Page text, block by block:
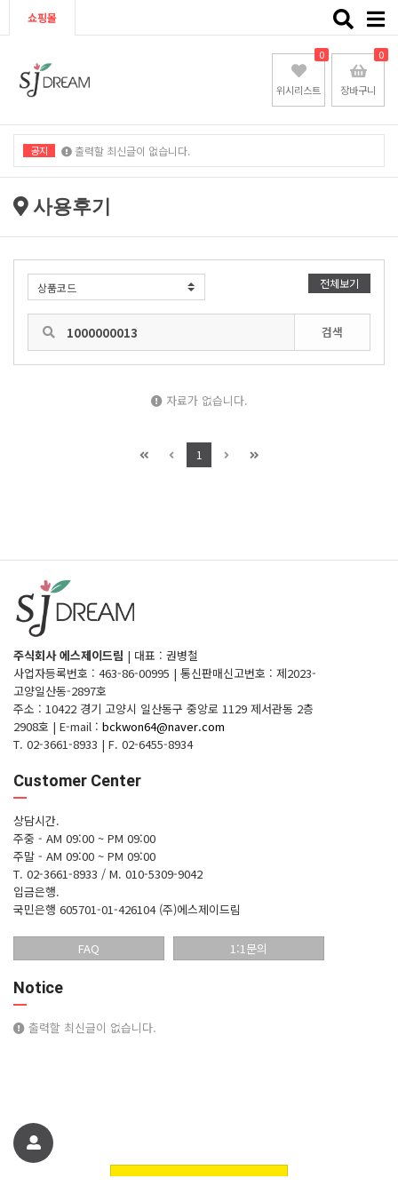
쇼핑몰
Toggle
위시리스트
0
장바구니
0
공지 출력할 최신글이 없습니다.
출력할 최신글이 없습니다.
사용후기
전체보기
검색
자료가 없습니다.
1
주식회사 에스제이드림 | 대표 : 권병철
사업자등록번호 : 463-86-00995 | 통신판매신고번호 : 제2023-
고양일산동-2897호
주소 : 10422 경기 고양시 일산동구 중앙로 1129 제서관동 2층
2908호 | E-mail : bckwon64@naver.com
T. 02-3661-8933 | F. 02-6455-8934
Customer Center
상담시간.
주중 - AM 09:00 ~ PM 09:00
주말 - AM 09:00 ~ PM 09:00
T. 02-3661-8933 / M. 010-5309-9042
입금은행.
국민은행 605701-01-426104 (주)에스제이드림
FAQ 1:1문의
Notice
출력할 최신글이 없습니다.
친구에게 추천하기